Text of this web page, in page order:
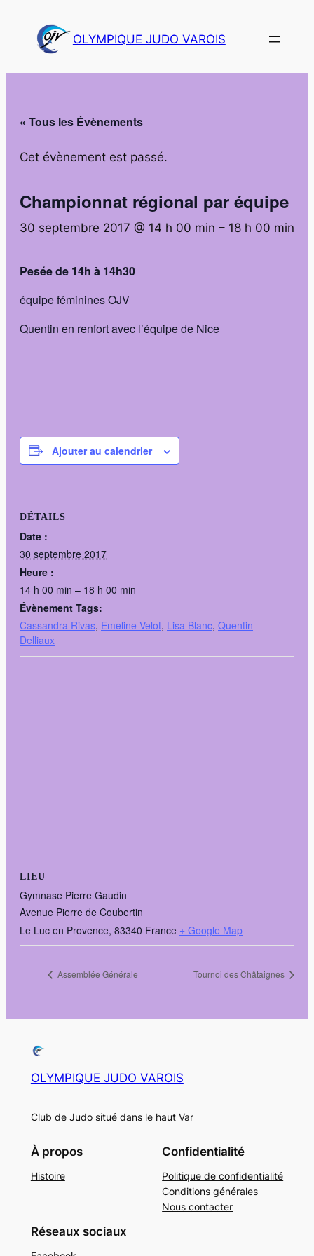
OLYMPIQUE JUDO VAROIS
« Tous les Évènements
Cet évènement est passé.
Championnat régional par équipe
30 septembre 2017 @ 14 h 00 min – 18 h 00 min
Pesée de 14h à 14h30
équipe féminines OJV
Quentin en renfort avec l’équipe de Nice
Ajouter au calendrier
DÉTAILS
Date :
30 septembre 2017
Heure :
14 h 00 min – 18 h 00 min
Évènement Tags:
Cassandra Rivas, Emeline Velot, Lisa Blanc, Quentin
Delliaux
LIEU
Gymnase Pierre Gaudin
Avenue Pierre de Coubertin
Le Luc en Provence, 83340 France + Google Map
Assemblée Générale Tournoi des Châtaignes
OLYMPIQUE JUDO VAROIS
Club de Judo situé dans le haut Var
À propos
Histoire
Confidentialité
Politique de confidentialité
Conditions générales
Nous contacter
Réseaux sociaux